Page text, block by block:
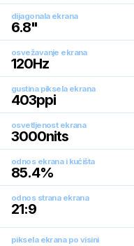
dijagonala ekrana
6.8"
osvežavanje ekrana
120Hz
gustina piksela ekrana
403ppi
osvetljenost ekrana
3000nits
odnos ekrana i kućišta
85.4%
odnos strana ekrana
21:9
piksela ekrana po visini